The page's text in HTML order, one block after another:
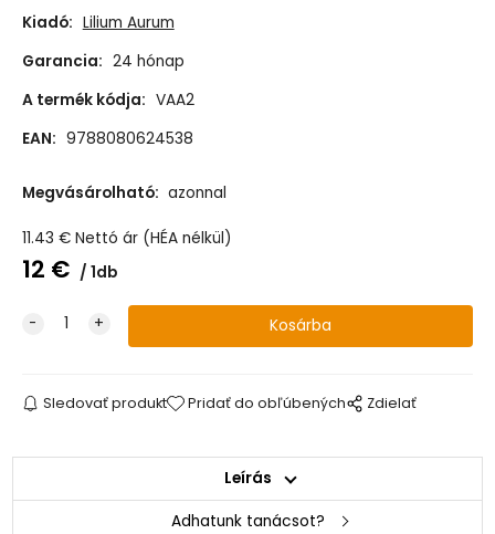
Kiadó: Lilium Aurum
Garancia: 24 hónap
A termék kódja: VAA2
EAN: 9788080624538
Megvásárolható: azonnal
11.43 € Nettó ár (HÉA nélkül)
12 € 1db
Sledovať produkt Pridať do obľúbených Zdielať
Leírás
Adhatunk tanácsot?